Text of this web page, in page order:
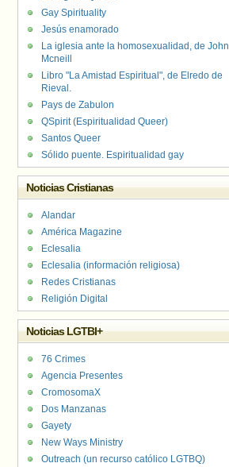
Gay Spirituality
Jesús enamorado
La iglesia ante la homosexualidad, de John
Mcneill
Libro "La Amistad Espiritual", de Elredo de
Rieval.
Pays de Zabulon
QSpirit (Espiritualidad Queer)
Santos Queer
Sólido puente. Espiritualidad gay
Noticias Cristianas
Alandar
América Magazine
Eclesalia
Eclesalia (información religiosa)
Redes Cristianas
Religión Digital
Noticias LGTBI+
76 Crimes
Agencia Presentes
CromosomaX
Dos Manzanas
Gayety
New Ways Ministry
Outreach (un recurso católico LGTBQ)